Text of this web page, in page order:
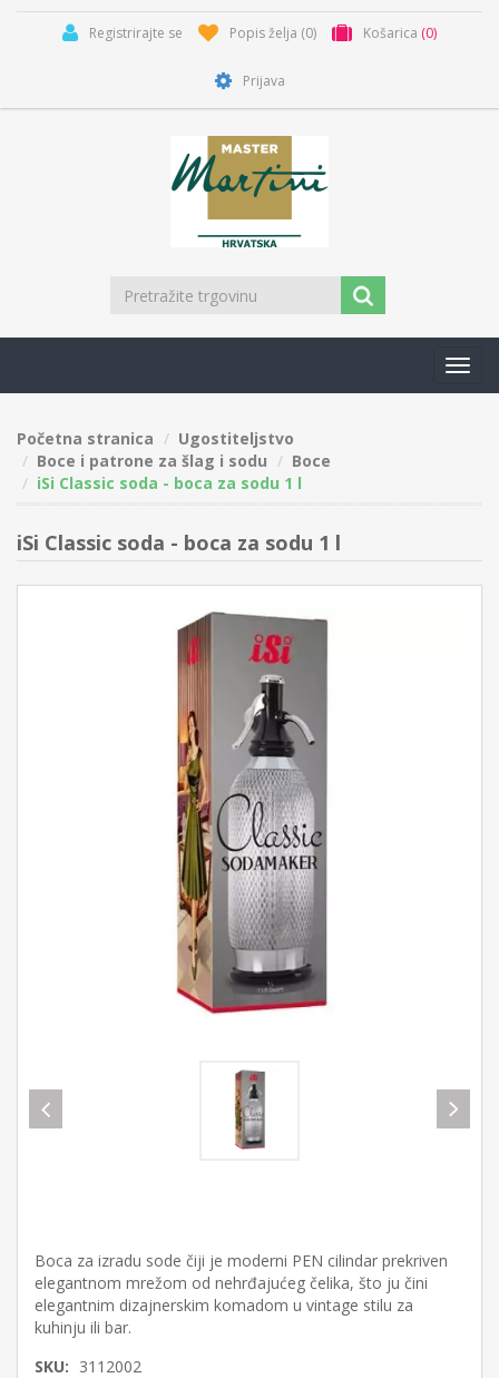
Registrirajte se Popis želja (0) Košarica (0)
Prijava
Početna stranica
Ugostiteljstvo
Boce i patrone za šlag i sodu
Boce
iSi Classic soda - boca za sodu 1 l
iSi Classic soda - boca za sodu 1 l
Boca za izradu sode čiji je moderni PEN cilindar prekriven
elegantnom mrežom od nehrđajućeg čelika, što ju čini
elegantnim dizajnerskim komadom u vintage stilu za
kuhinju ili bar.
SKU: 3112002